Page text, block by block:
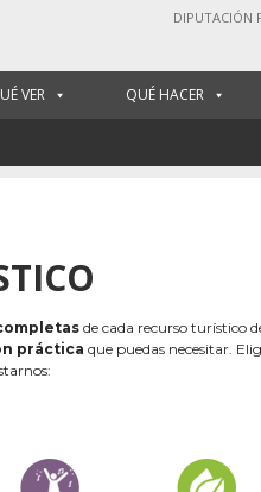
DIPUTACIÓN
VER QUÉ HACER
de cada recurso turístico
práctica que puedas necesitar.